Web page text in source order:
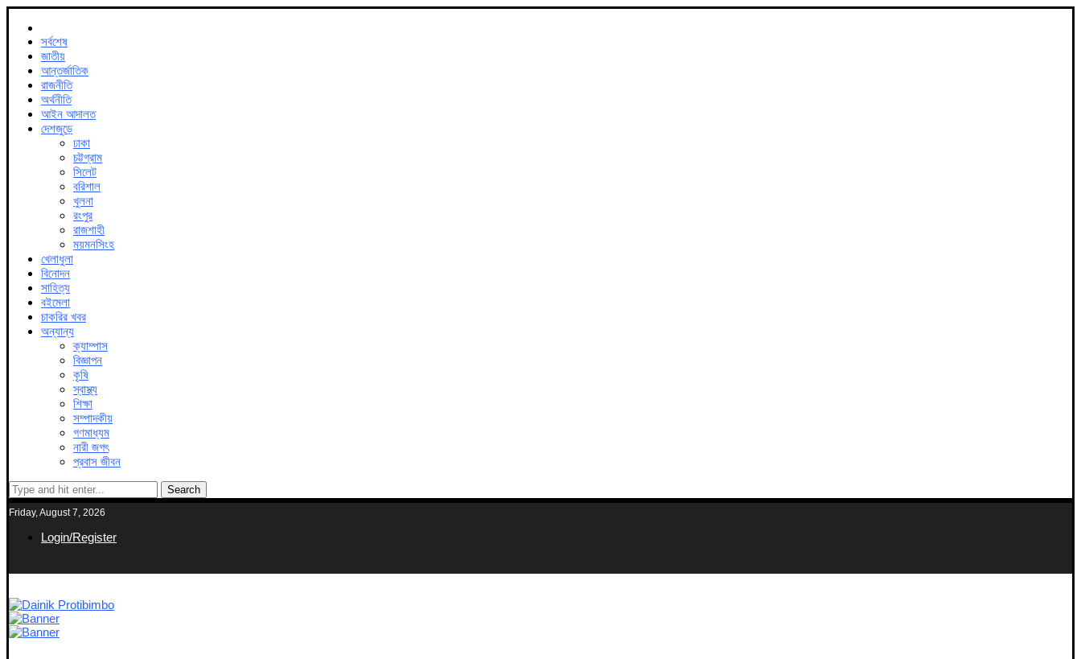
সর্বশেষ
জাতীয়
আন্তর্জাতিক
রাজনীতি
অর্থনীতি
আইন আদালত
দেশজুড়ে
ঢাকা
চট্টগ্রাম
সিলেট
বরিশাল
খুলনা
রংপুর
রাজশাহী
ময়মনসিংহ
খেলাধুলা
বিনোদন
সাহিত্য
বইমেলা
চাকরির খবর
অন্যান্য
ক্যাম্পাস
বিজ্ঞাপন
কৃষি
স্বাস্থ্য
শিক্ষা
সম্পাদকীয়
গণমাধ্যম
নারী জগৎ
প্রবাস জীবন
Search
Friday, August 7, 2026
Login/Register